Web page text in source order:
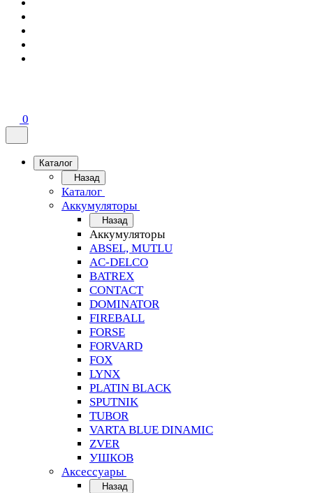
0
Каталог
Назад
Каталог
Аккумуляторы
Назад
Аккумуляторы
ABSEL, MUTLU
AC-DELCO
BATREX
CONTACT
DOMINATOR
FIREBALL
FORSE
FORVARD
FOX
LYNX
PLATIN BLACK
SPUTNIK
TUBOR
VARTA BLUE DINAMIC
ZVER
УШКОВ
Аксессуары
Назад